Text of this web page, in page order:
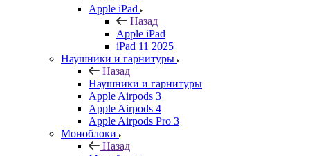
Apple iPad
Назад
Apple iPad
iPad 11 2025
Наушники и гарнитуры
Назад
Наушники и гарнитуры
Apple Airpods 3
Apple Airpods 4
Apple Airpods Pro 3
Моноблоки
Назад